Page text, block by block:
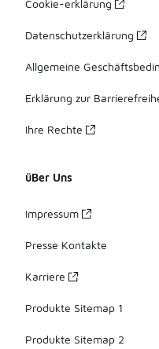
Cookie-erklärung
Datenschutzerklärung
Allgemeine
Erklärung zur
Ihre Rechte
üBer Uns
Impressum
Presse Kontakte
Karriere
Produkte Sitemap 1
Produkte Sitemap 2